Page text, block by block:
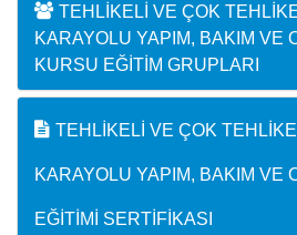
TEHLIKELI VE ÇOK
KARAYOLU YAPIM, BAKIM VE
KURSU EĞITIM GRUPLARI
TEHLIKELI VE ÇOK
KARAYOLU YAPIM, BAKIM VE
EĞITIMI SERTIFIKASI